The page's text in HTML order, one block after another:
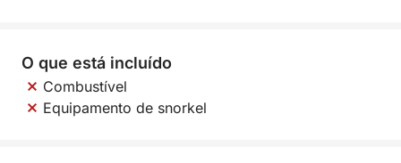
O que está incluído
Combustível
Equipamento de snorkel